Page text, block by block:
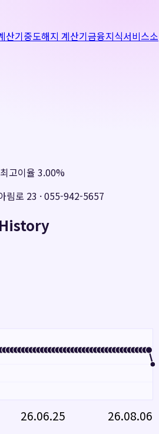
산기중도해지 계산기금융지식서비스소
고이율 3.00%
림로 23 ·055-942-5657
History
26.06.25 26.08.06